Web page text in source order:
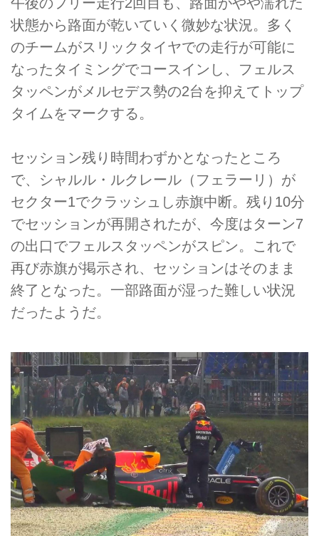
状態から路面が乾いていく微妙な状況。多く
のチームがスリックタイヤでの走行が可能に
なったタイミングでコースインし、フェルス
タッペンがメルセデス勢の2台を抑えてトップ
タイムをマークする。
セッション残り時間わずかとなったところ
で、シャルル・ルクレール（フェラーリ）が
セクター1でクラッシュし赤旗中断。残り10分
でセッションが再開されたが、今度はターン7
の出口でフェルスタッペンがスピン。これで
再び赤旗が掲示され、セッションはそのまま
終了となった。一部路面が湿った難しい状況
だったようだ。